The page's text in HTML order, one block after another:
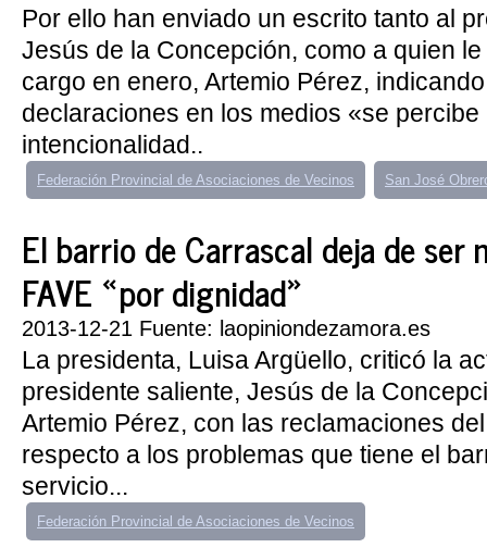
Por ello han enviado un escrito tanto al
Jesús de la Concepción, como a quien
cargo en enero, Artemio Pérez,
declaraciones en los medios «se percibe
intencionalidad..
Federación Provincial de Asociaciones de Vecinos San José
El barrio de Carrascal deja de ser
FAVE «por dignidad»
2013-12-21 Fuente: laopiniondezamora.es
La presidenta, Luisa Argüello, criticó la
presidente saliente, Jesús de la
Artemio Pérez, con las reclamaciones
respecto a los problemas que tiene el
servicio...
Federación Provincial de Asociaciones de Vecinos